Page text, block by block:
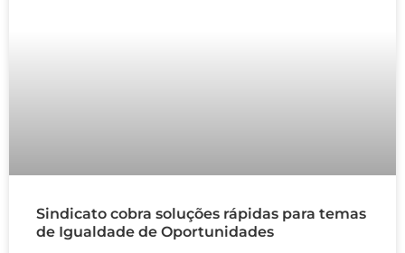
Sindicato cobra soluções rápidas para temas
de Igualdade de Oportunidades